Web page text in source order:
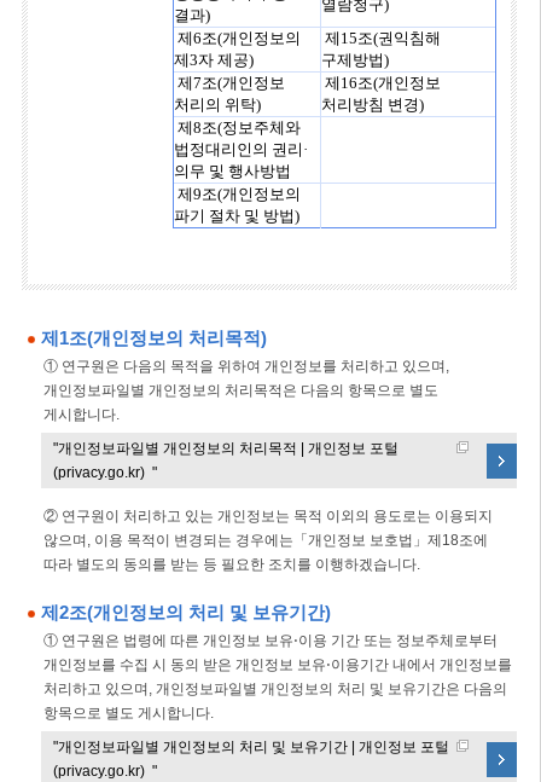
결과)
열람청구)
제6조(개인정보의
제3자 제공)
제15조(권익침해
구제방법)
제7조(개인정보
처리의 위탁)
제16조(개인정보
처리방침 변경)
제8조(정보주체와
법정대리인의 권리·
의무 및 행사방법
제9조(개인정보의
파기 절차 및 방법)
제1조(개인정보의 처리목적)
① 연구원은 다음의 목적을 위하여 개인정보를 처리하고 있으며,
개인정보파일별 개인정보의 처리목적은 다음의 항목으로 별도
게시합니다.
"개인정보파일별 개인정보의 처리목적 | 개인정보 포털
(privacy.go.kr) "
② 연구원이 처리하고 있는 개인정보는 목적 이외의 용도로는 이용되지
않으며, 이용 목적이 변경되는 경우에는「개인정보 보호법」제18조에
따라 별도의 동의를 받는 등 필요한 조치를 이행하겠습니다.
제2조(개인정보의 처리 및 보유기간)
① 연구원은 법령에 따른 개인정보 보유⋅이용 기간 또는 정보주체로부터
개인정보를 수집 시 동의 받은 개인정보 보유⋅이용기간 내에서 개인정보를
처리하고 있으며, 개인정보파일별 개인정보의 처리 및 보유기간은 다음의
항목으로 별도 게시합니다.
"개인정보파일별 개인정보의 처리 및 보유기간 | 개인정보 포털
(privacy.go.kr) "